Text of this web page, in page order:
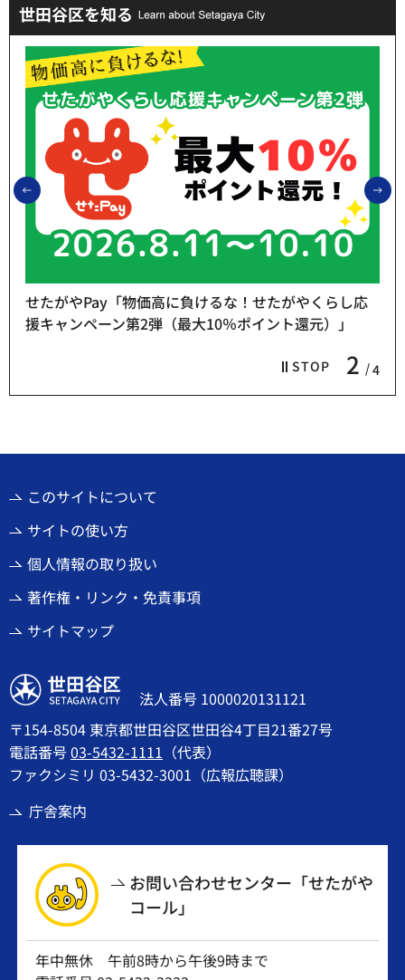
世田谷区を知る
前のスライドを表示
STOP 2 4
せたがやPay「物価高に負けるな！せたがやくらし応
援キャンペーン第2弾（最大10％ポイント還元）」
このサイトについて
サイトの使い方
個人情報の取り扱い
著作権・リンク・免責事項
サイトマップ
世田谷区
法人番号 1000020131121
〒154-8504 東京都世田谷区世田谷4丁目21番27号
電話番号03-5432-1111 （代表）
ファクシミリ 03-5432-3001（広報広聴課）
庁舎案内
お問い合わせセンター「せたがや
コール」
年中無休 午前8時から午後9時まで